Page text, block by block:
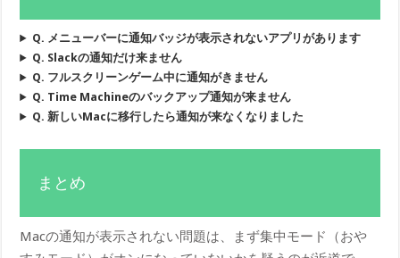
Q. メニューバーに通知バッジが表示されないアプリがあります
Q. Slackの通知だけ来ません
Q. フルスクリーンゲーム中に通知がきません
Q. Time Machineのバックアップ通知が来ません
Q. 新しいMacに移行したら通知が来なくなりました
まとめ
Macの通知が表示されない問題は、まず集中モード（おや